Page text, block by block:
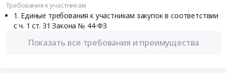
Требования к участникам
Единые требования к участникам закупок в соответствии
с ч. 1 ст. 31 Закона № 44-ФЗ
Показать все требования и преимущества